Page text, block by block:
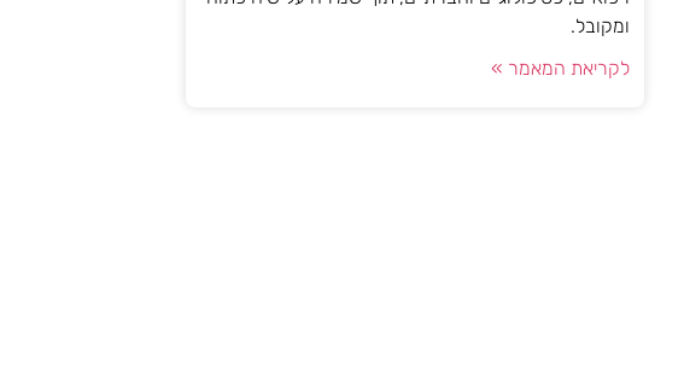
ומקובל.
לקריאת המאמר »